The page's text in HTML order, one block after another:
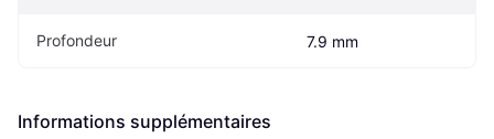
Profondeur 7.9 mm
Informations supplémentaires